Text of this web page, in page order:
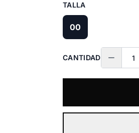
TALLA
00
CANTIDAD